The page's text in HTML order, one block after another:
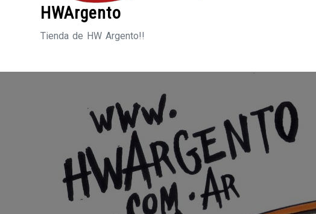
HWArgento
Tienda de HW Argento!!